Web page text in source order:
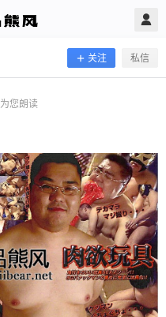
关注 私信
为您朗读
2019/4/03